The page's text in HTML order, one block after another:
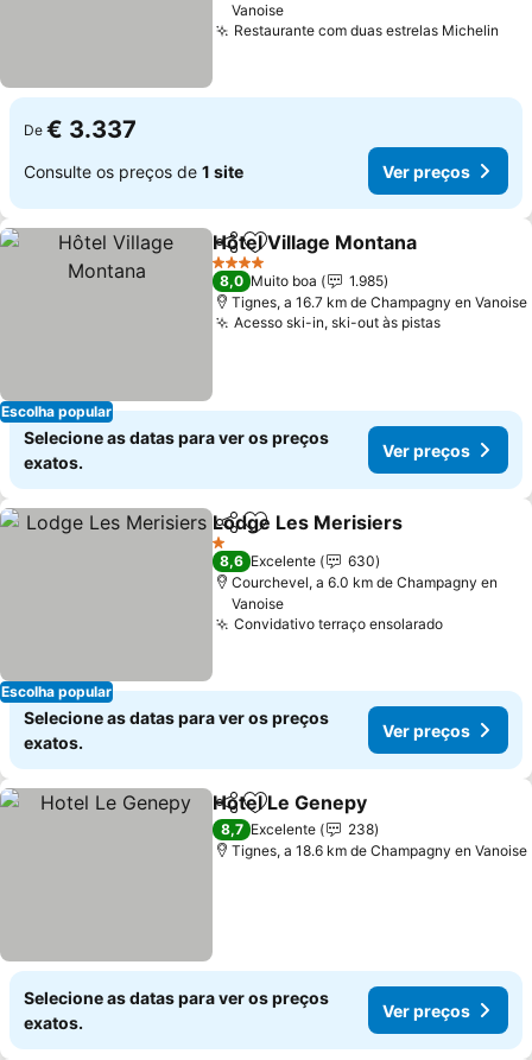
Vanoise
Restaurante com duas estrelas Michelin
De € 3.337
Consulte os preços de 1 site Ver preços
Escolha popular
PartilharAdicionar aos favoritos
Hôtel Village Montana
4 Estrelas
8,0 Muito boa
1.985
Tignes, a 16.7 km de Champagny en Vanoise
Acesso ski-in, ski-out às pistasVer
Selecione as datas para ver os preços
exatos.
Ver preços
Escolha popular
PartilharAdicionar aos favoritos
Lodge Les Merisiers
1 Estrelas
8,6 Excelente
630
Courchevel, a 6.0 km de Champagny en
Vanoise
Convidativo terraço ensolaradoVer
Selecione as datas para ver os preços
exatos.
Ver preços
PartilharAdicionar aos favoritos
Hotel Le Genepy
8,7 Excelente
238
Tignes, a 18.6 km de Champagny en Vanoise
Selecione as datas para ver os preços
exatos.
Ver preços